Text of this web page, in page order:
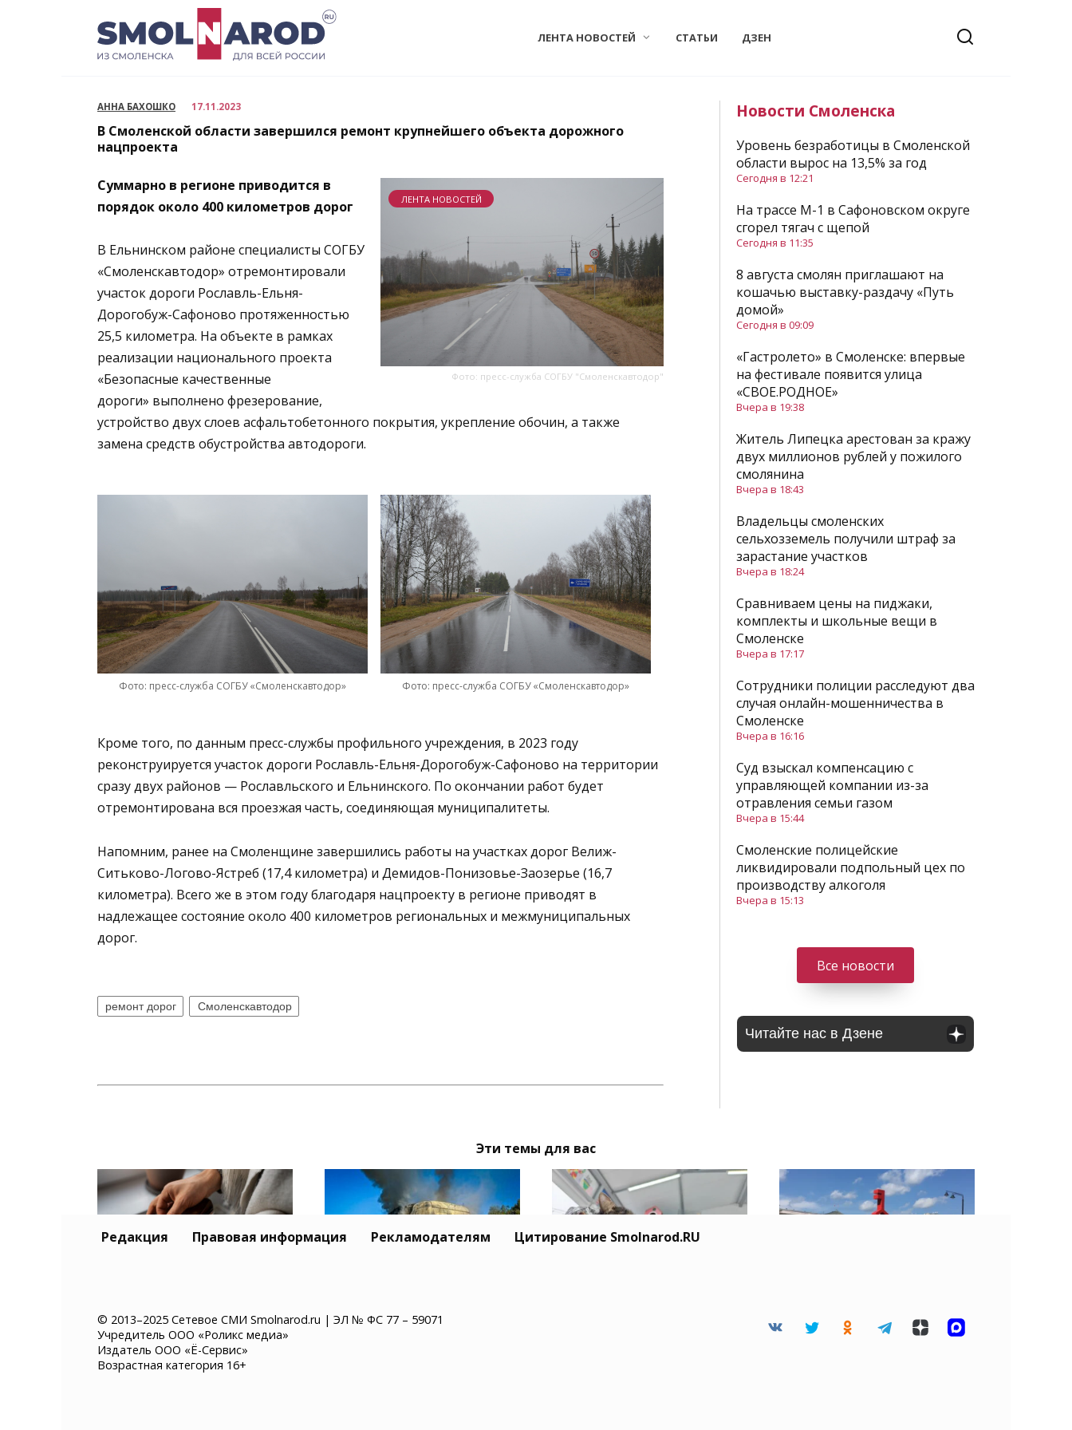
ЛЕНТА НОВОСТЕЙ СТАТЬИ ДЗЕН
АННА БАХОШКО 17.11.2023
В Смоленской области завершился ремонт крупнейшего объекта дорожного
нацпроекта
Фото: пресс-служба СОГБУ "Смоленскавтодор"
ЛЕНТА НОВОСТЕЙ
Суммарно в регионе приводится в
порядок около 400 километров дорог
В Ельнинском районе специалисты СОГБУ
«Смоленскавтодор» отремонтировали
участок дороги Рославль-Ельня-
Дорогобуж-Сафоново протяженностью
25,5 километра. На объекте в рамках
реализации национального проекта
«Безопасные качественные
дороги» выполнено фрезерование,
устройство двух слоев асфальтобетонного покрытия, укрепление обочин, а также
замена средств обустройства автодороги.
Фото: пресс-служба СОГБУ «Смоленскавтодор» Фото: пресс-служба СОГБУ «Смоленскавтодор»
Кроме того, по данным пресс-службы профильного учреждения, в 2023 году
реконструируется участок дороги Рославль-Ельня-Дорогобуж-Сафоново на территории
сразу двух районов — Рославльского и Ельнинского. По окончании работ будет
отремонтирована вся проезжая часть, соединяющая муниципалитеты.
Напомним, ранее на Смоленщине завершились работы на участках дорог Велиж-
Ситьково-Логово-Ястреб (17,4 километра) и Демидов-Понизовье-Заозерье (16,7
километра). Всего же в этом году благодаря нацпроекту в регионе приводят в
надлежащее состояние около 400 километров региональных и межмуниципальных
дорог.
ремонт дорог Смоленскавтодор
Новости Смоленска
Уровень безработицы в Смоленской
области вырос на 13,5% за год
Сегодня в 12:21
На трассе М-1 в Сафоновском округе
сгорел тягач с щепой
Сегодня в 11:35
8 августа смолян приглашают на
кошачью выставку-раздачу «Путь
домой»
Сегодня в 09:09
«Гастролето» в Смоленске: впервые
на фестивале появится улица
«СВОЕ.РОДНОЕ»
Вчера в 19:38
Житель Липецка арестован за кражу
двух миллионов рублей у пожилого
смолянина
Вчера в 18:43
Владельцы смоленских
сельхозземель получили штраф за
зарастание участков
Вчера в 18:24
Сравниваем цены на пиджаки,
комплекты и школьные вещи в
Смоленске
Вчера в 17:17
Сотрудники полиции расследуют два
случая онлайн-мошенничества в
Смоленске
Вчера в 16:16
Суд взыскал компенсацию с
управляющей компании из-за
отравления семьи газом
Вчера в 15:44
Смоленские полицейские
ликвидировали подпольный цех по
производству алкоголя
Вчера в 15:13
Все новости
Читайте нас в Дзене
Эти темы для вас
Уровень безработицы в
Смоленской области
вырос на 13,5% за год
На трассе М-1 в
«Гастролето» в
Смоленске: впервые на
Редакция Правовая информация Рекламодателям Цитирование Smolnarod.RU
© 2013–2025 Сетевое СМИ Smolnarod.ru | ЭЛ № ФС 77 – 59071
Учредитель ООО «Роликс медиа»
Издатель ООО «Ё-Сервис»
Возрастная категория 16+